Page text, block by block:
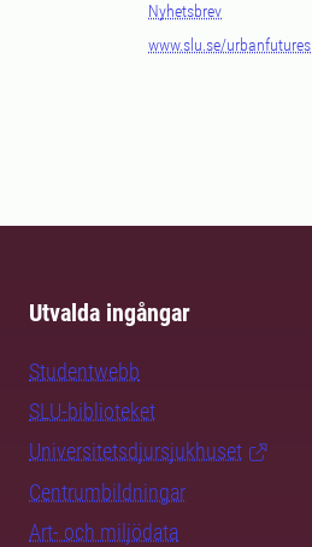
Nyhetsbrev
www.slu.se/urbanfutures
Utvalda ingångar
Studentwebb
SLU-biblioteket
Universitetsdjursjukhuset
Centrumbildningar
Art- och miljödata